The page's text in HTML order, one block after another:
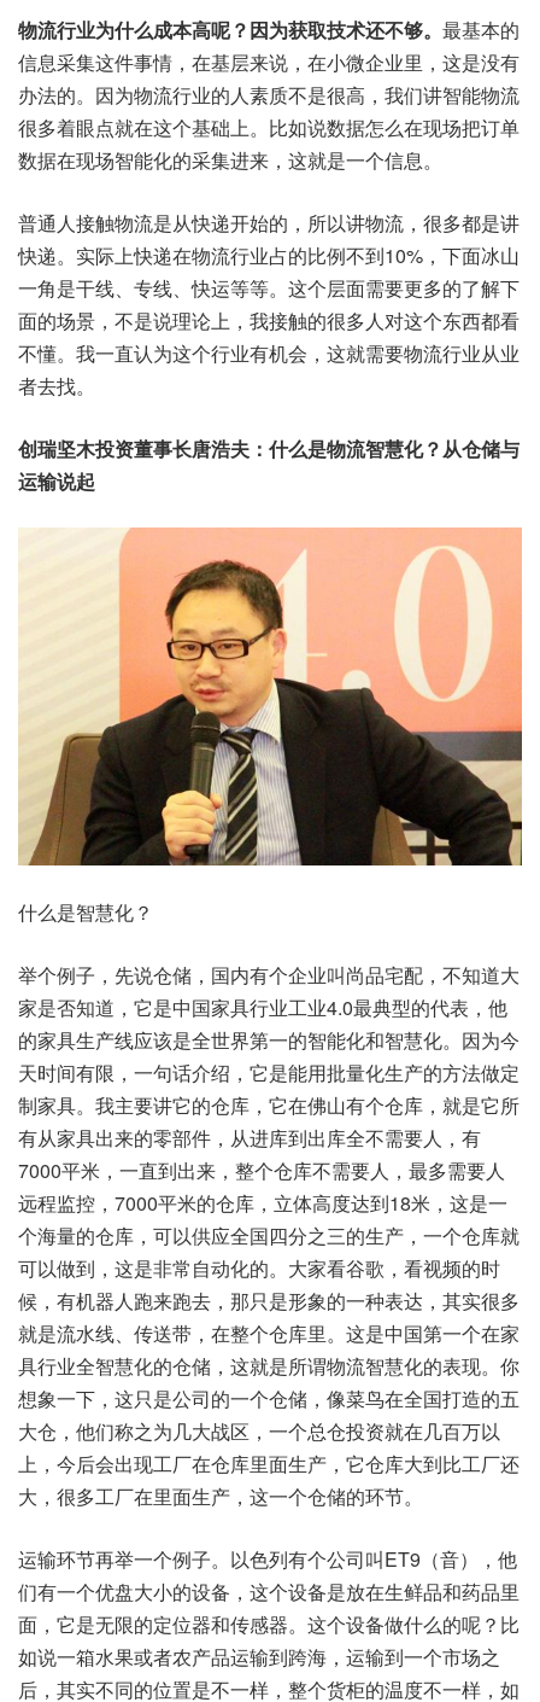
物流行业为什么成本高呢？因为获取技术还不够。 最基本的
信息采集这件事情，在基层来说，在小微企业里，这是没有
办法的。因为物流行业的人素质不是很高，我们讲智能物流
很多着眼点就在这个基础上。比如说数据怎么在现场把订单
数据在现场智能化的采集进来，这就是一个信息。
普通人接触物流是从快递开始的，所以讲物流，很多都是讲
快递。实际上快递在物流行业占的比例不到10%，下面冰山
一角是干线、专线、快运等等。这个层面需要更多的了解下
面的场景，不是说理论上，我接触的很多人对这个东西都看
不懂。我一直认为这个行业有机会，这就需要物流行业从业
者去找。
创瑞坚木投资董事长唐浩夫：什么是物流智慧化？从仓储与
运输说起
什么是智慧化？
举个例子，先说仓储，国内有个企业叫尚品宅配，不知道大
家是否知道，它是中国家具行业工业4.0最典型的代表，他
的家具生产线应该是全世界第一的智能化和智慧化。因为今
天时间有限，一句话介绍，它是能用批量化生产的方法做定
制家具。我主要讲它的仓库，它在佛山有个仓库，就是它所
有从家具出来的零部件，从进库到出库全不需要人，有
7000平米，一直到出来，整个仓库不需要人，最多需要人
远程监控，7000平米的仓库，立体高度达到18米，这是一
个海量的仓库，可以供应全国四分之三的生产，一个仓库就
可以做到，这是非常自动化的。大家看谷歌，看视频的时
候，有机器人跑来跑去，那只是形象的一种表达，其实很多
就是流水线、传送带，在整个仓库里。这是中国第一个在家
具行业全智慧化的仓储，这就是所谓物流智慧化的表现。你
想象一下，这只是公司的一个仓储，像菜鸟在全国打造的五
大仓，他们称之为几大战区，一个总仓投资就在几百万以
上，今后会出现工厂在仓库里面生产，它仓库大到比工厂还
大，很多工厂在里面生产，这一个仓储的环节。
运输环节再举一个例子。以色列有个公司叫ET9（音），他
们有一个优盘大小的设备，这个设备是放在生鲜品和药品里
面，它是无限的定位器和传感器。这个设备做什么的呢？比
如说一箱水果或者农产品运输到跨海，运输到一个市场之
后，其实不同的位置是不一样，整个货柜的温度不一样，如